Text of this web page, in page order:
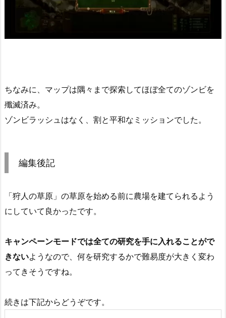
ちなみに、マップは隅々まで探索してほぼ全てのゾンビを
殲滅済み。
ゾンビラッシュはなく、割と平和なミッションでした。
編集後記
「狩人の草原」の草原を始める前に農場を建てられるよう
にしていて良かったです。
キャンペーンモードでは全ての研究を手に入れることがで
きないようなので、何を研究するかで難易度が大きく変わ
ってきそうですね。
続きは下記からどうぞです。